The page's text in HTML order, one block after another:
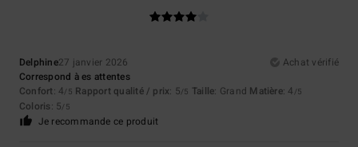
Delphine27 janvier 2026
Achat vérifié
Correspond à es attentes
Confort: 4/5 Rapport qualité / prix: 5/5 Taille: Grand Matière: 4 /5
Coloris: 5/5
Je recommande ce produit